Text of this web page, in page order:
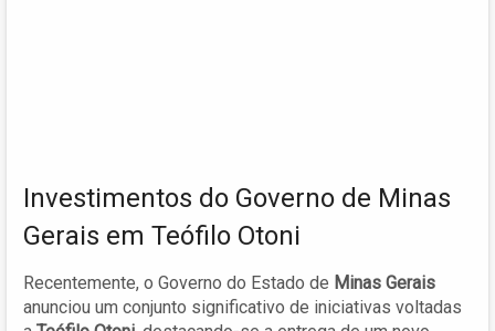
Investimentos do Governo de Minas
Gerais em Teófilo Otoni
Recentemente, o Governo do Estado de Minas Gerais
anunciou um conjunto significativo de iniciativas voltadas